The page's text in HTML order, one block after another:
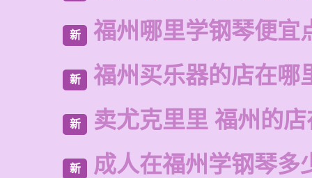
新 福州哪里学钢琴便宜
新 福州买乐器的店在哪
新 卖尤克里里 福州的
新 成人在福州学钢琴多